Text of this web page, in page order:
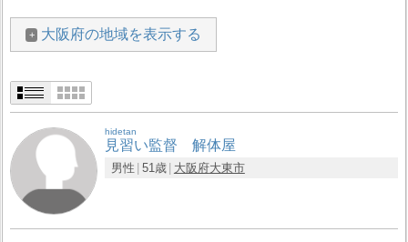
大阪府の地域を表示する
hidetan
見習い監督 解体屋
男性 51歳 大阪府大東市